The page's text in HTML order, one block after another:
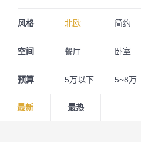
风格
北欧 简约
空间 餐厅 卧室
预算
5万以下 5~8万
最新 最热